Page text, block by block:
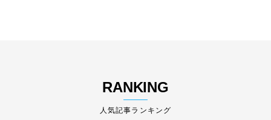
RANKING
人気記事ランキング